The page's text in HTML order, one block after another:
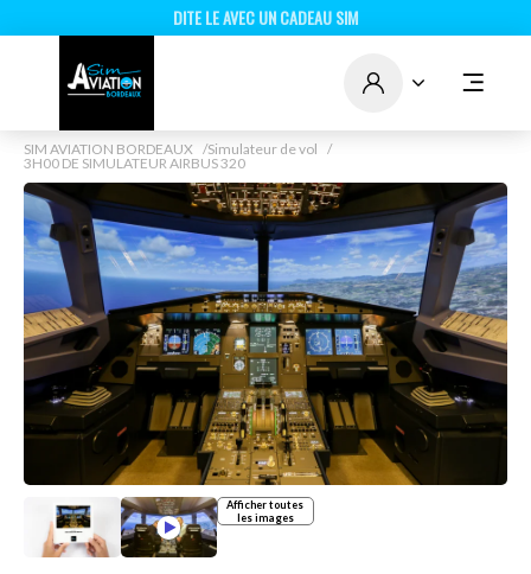
DITE LE AVEC UN CADEAU SIM
AVIATION BORDEAUX
SIM AVIATION BORDEAUX
Simulateur de vol
3H00 DE SIMULATEUR AIRBUS 320
Afficher toutes
les images